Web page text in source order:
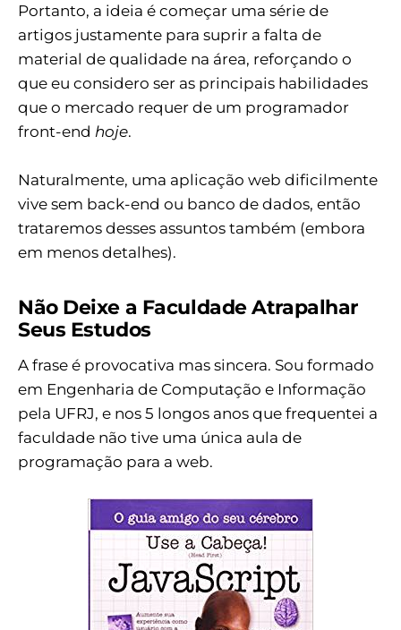
Portanto, a ideia é começar uma série de
artigos justamente para suprir a falta de
material de qualidade na área, reforçando o
que eu considero ser as principais habilidades
que o mercado requer de um programador
front-end hoje.
Naturalmente, uma aplicação web dificilmente
vive sem back-end ou banco de dados, então
trataremos desses assuntos também (embora
em menos detalhes).
Não Deixe a Faculdade Atrapalhar
Seus Estudos
A frase é provocativa mas sincera. Sou formado
em Engenharia de Computação e Informação
pela UFRJ, e nos 5 longos anos que frequentei a
faculdade não tive uma única aula de
programação para a web.